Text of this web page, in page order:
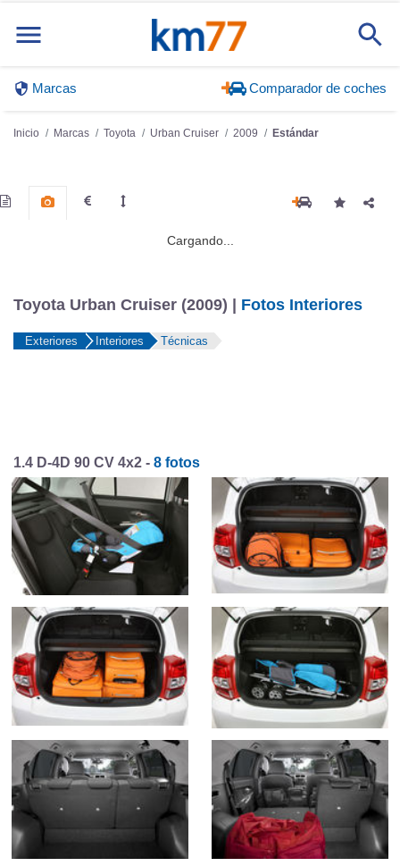
Toyota Urban Cruiser (2009) | Fotos Interiores
Exteriores Interiores Técnicas
1.4 D-4D 90 CV 4x2 - 8 fotos